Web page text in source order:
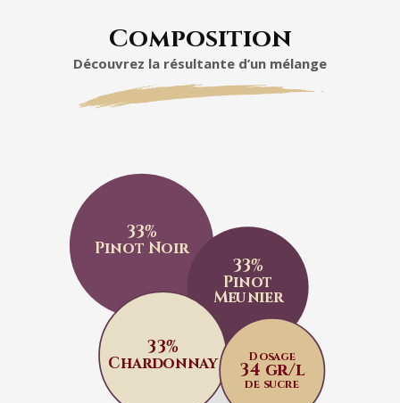
Composition
Découvrez la résultante d’un mélange
33%
Pinot Noir
33%
Pinot
Meunier
Dosage
34 gr/l
de sucre
33%
Chardonnay